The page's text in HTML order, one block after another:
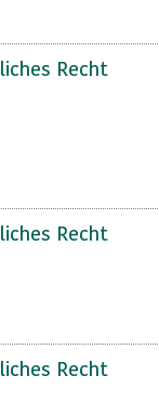
Recht
Recht
Recht